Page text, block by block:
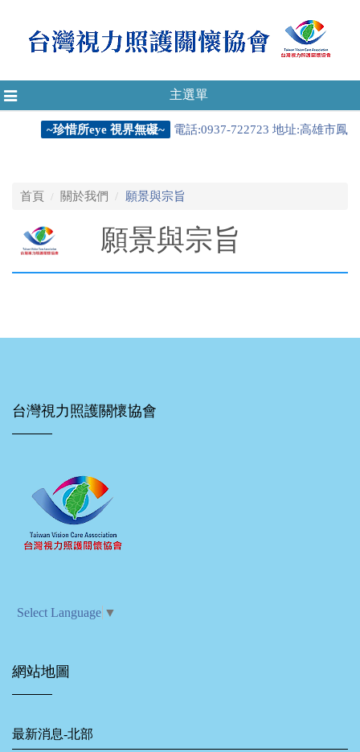
主選單
Toggle
navigation
~珍惜所eye 視界無礙~ 電話:0937-722723 地址:高雄市鳳山
首頁 關於我們 願景與宗旨
願景與宗旨
台灣視力照護關懷協會
Select Language ▼
網站地圖
最新消息-北部